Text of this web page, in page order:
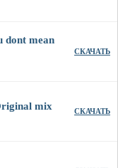
dont mean
СКАЧАТЬ
mix СКАЧАТЬ